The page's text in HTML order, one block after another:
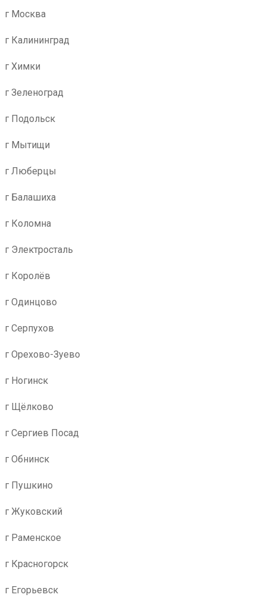
г Москва
г Калининград
г Химки
г Зеленоград
г Подольск
г Мытищи
г Люберцы
г Балашиха
г Коломна
г Электросталь
г Королёв
г Одинцово
г Серпухов
г Орехово-Зуево
г Ногинск
г Щёлково
г Сергиев Посад
г Обнинск
г Пушкино
г Жуковский
г Раменское
г Красногорск
г Егорьевск